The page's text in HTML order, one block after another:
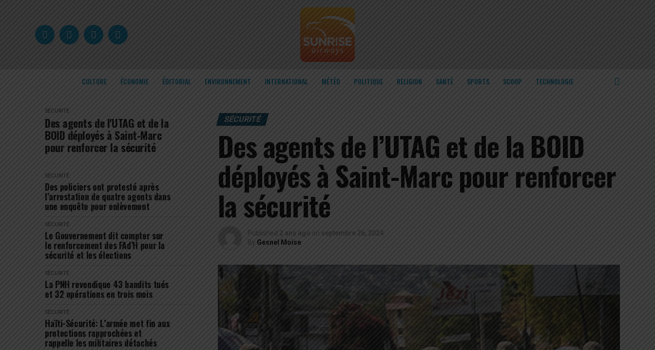
CULTURE ÉCONOMIE ÉDITORIAL ENVIRONNEMENT INTERNATIONAL MÉTÉO POLITIQUE RELIGION SANTÉ SPORTS SCOOP TECHNOLOGIE
SÉCURITÉ
Des agents de l'UTAG et de la
BOID déployés à Saint-Marc
pour renforcer la sécurité
SÉCURITÉ
Des policiers ont protesté après
l’arrestation de quatre agents dans
une enquête pour enlèvement
SÉCURITÉ
Le Gouvernement dit compter sur
le renforcement des FAd’H pour la
sécurité et les élections
SÉCURITÉ
La PNH revendique 43 bandits tués
et 32 opérations en trois mois
SÉCURITÉ
Haïti-Sécurité: L’armée met fin aux
protections rapprochées et
rappelle les militaires détachés
SÉCURITÉ
Des agents de l’UTAG et de la BOID
déployés à Saint-Marc pour renforcer
la sécurité
Published 2 ans ago on septembre 26, 2024
By Gesnel Moise